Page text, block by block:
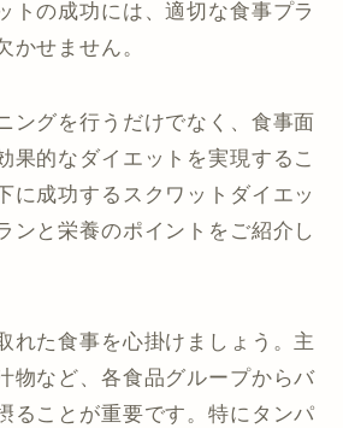
トの成功には、適切な食事プラ
かせません。
ングを行うだけでなく、食事面
果的なダイエットを実現するこ
に成功するスクワットダイエッ
ンと栄養のポイントをご紹介し
れた食事を心掛けましょう。主
物など、各食品グループからバ
ることが重要です。特にタンパ